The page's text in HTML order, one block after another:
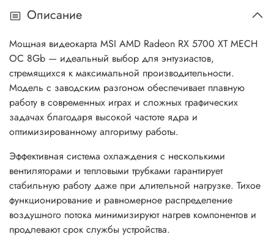
Описание
Мощная видеокарта MSI AMD Radeon RX 5700 XT MECH
OC 8Gb — идеальный выбор для энтузиастов,
стремящихся к максимальной производительности.
Модель с заводским разгоном обеспечивает плавную
работу в современных играх и сложных графических
задачах благодаря высокой частоте ядра и
оптимизированному алгоритму работы.
Эффективная система охлаждения с несколькими
вентиляторами и тепловыми трубками гарантирует
стабильную работу даже при длительной нагрузке. Тихое
функционирование и равномерное распределение
воздушного потока минимизируют нагрев компонентов и
продлевают срок службы устройства.